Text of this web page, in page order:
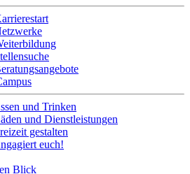
und Trinken
und Dienstleistungen
gestalten
euch!
Blick